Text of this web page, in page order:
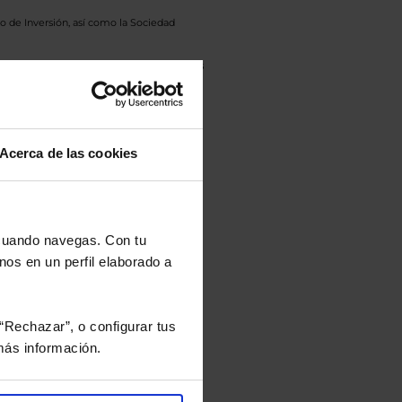
Acerca de las cookies
navegas. Con tu
en un perfil elaborado a
o configurar tus
información.
de Inversión, así como la Sociedad
y el documento de datos fundamentales
de Valor Liquidativo de la sesión
en la divisa Euro.